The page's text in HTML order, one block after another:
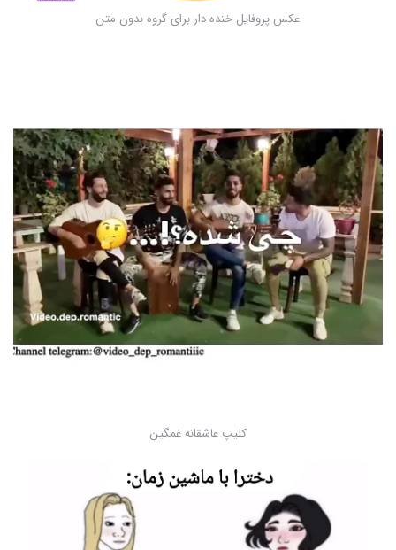
عکس پروفایل خنده دار برای گروه بدون متن
کلیپ عاشقانه غمگین